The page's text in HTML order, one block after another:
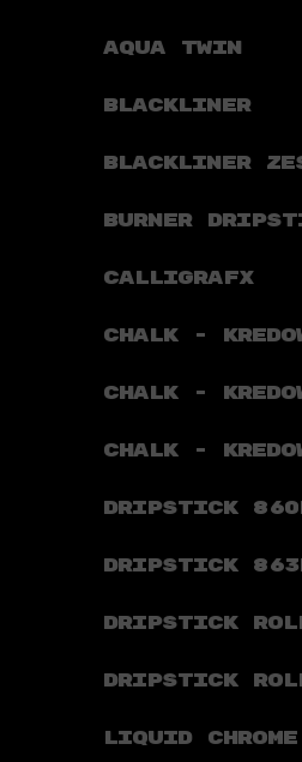
AQUA TWIN
BLACKLINER
BLACKLINER
BURNER
CALLIGRAFX
CHALK -
CHALK -
CHALK -
DRIPSTICK
DRIPSTICK
DRIPSTICK
DRIPSTICK
LIQUID CHROME